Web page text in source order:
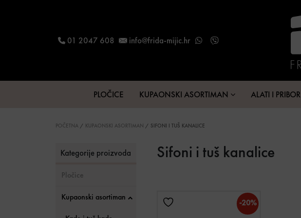
01 2047 608 info@frida-mijic.hr
Main NavigationPLOČICE KUPAONSKI ASORTIMAN ALATI I PRIBOR
POČETNA / KUPAONSKI ASORTIMAN / SIFONI I TUŠ KANALICE
Kategorije proizvoda
Pločice
Kupaonski asortiman
Sifoni i tuš kanalice
-20%